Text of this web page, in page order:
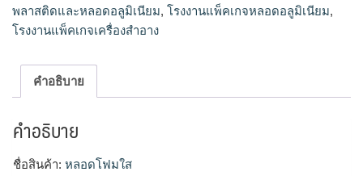
พลาสติดและหลอดอลูมิเนียม, โรงงานแพ็คเกจหลอดอลูมิเนียม,
โรงงานแพ็คเกจเครื่องสำอาง
คำอธิบาย
คำอธิบาย
ชื่อสินค้า: หลอดโฟมใส